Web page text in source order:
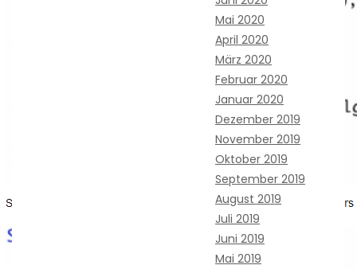
Mai 2020
April 2020
März 2020
Februar 2020
Januar 2020
Dezember 2019
November 2019
Oktober 2019
September 2019
August 2019
Juli 2019
Juni 2019
Mai 2019